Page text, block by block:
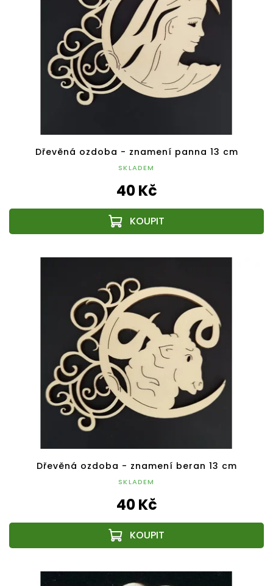
Dřevěná ozdoba - znamení panna 13 cm
SKLADEM
40 Kč
Dřevěná ozdoba - znamení beran 13 cm
SKLADEM
40 Kč